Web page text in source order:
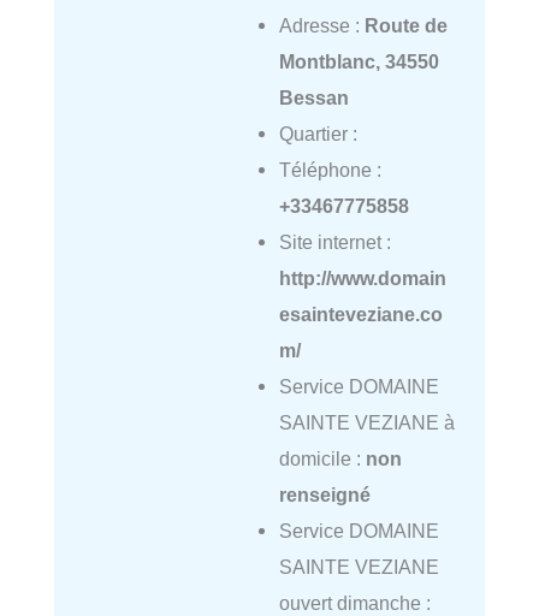
Adresse : Route de
Montblanc, 34550
Bessan
Quartier :
Téléphone :
+33467775858
Site internet :
http://www.domain
esainteveziane.co
m/
Service DOMAINE
SAINTE VEZIANE à
domicile : non
renseigné
Service DOMAINE
SAINTE VEZIANE
ouvert dimanche :